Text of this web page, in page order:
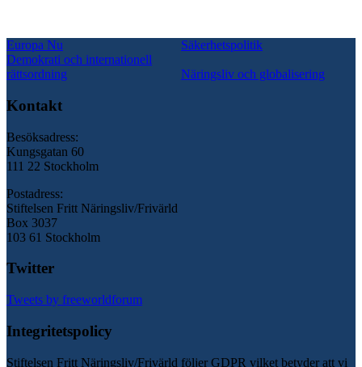
Europa Nu
Säkerhetspolitik
Demokrati och internationell
rättsordning
Näringsliv och globalisering
Kontakt
Besöksadress:
Kungsgatan 60
111 22 Stockholm
Postadress:
Stiftelsen Fritt Näringsliv/Frivärld
Box 3037
103 61 Stockholm
Twitter
Tweets by freeworldforum
Integritetspolicy
Stiftelsen Fritt Näringsliv/Frivärld följer GDPR vilket betyder att vi